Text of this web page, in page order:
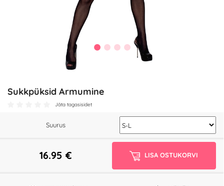
Sukkpüksid Armumine
Jäta tagasisidet
Suurus
16.95 € LISA OSTUKORVI